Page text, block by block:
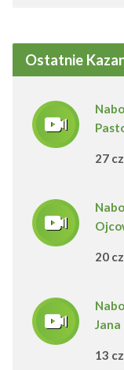
Ostatnie
27
20
13